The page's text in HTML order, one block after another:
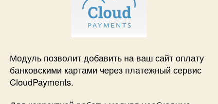
Модуль позволит добавить на ваш сайт оплату
банковскими картами через платежный сервис
CloudPayments.